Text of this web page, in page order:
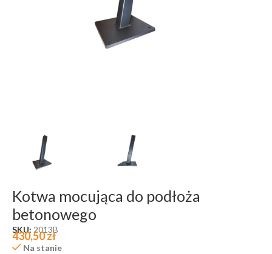
Kotwa mocująca do podłoża
betonowego
SKU: 2013B
430,50zł
Na stanie